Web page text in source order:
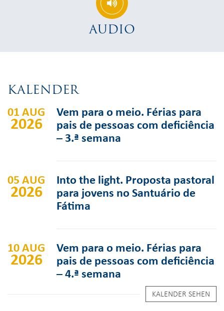
AUDIO
KALENDER
01 AUG
2026
Vem para o meio. Férias para
pais de pessoas com deficiência
– 3.ª semana
05 AUG
2026
Into the light. Proposta pastoral
para jovens no Santuário de
Fátima
10 AUG
2026
Vem para o meio. Férias para
pais de pessoas com deficiência
– 4.ª semana
KALENDER SEHEN